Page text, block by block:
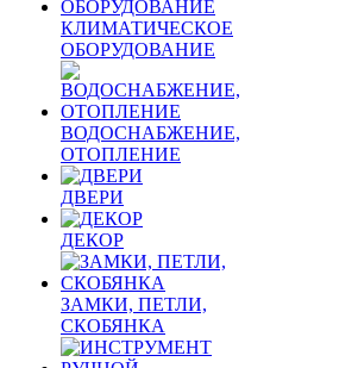
КЛИМАТИЧЕСКОЕ
ОБОРУДОВАНИЕ
ВОДОСНАБЖЕНИЕ,
ОТОПЛЕНИЕ
ДВЕРИ
ДЕКОР
ЗАМКИ, ПЕТЛИ,
СКОБЯНКА